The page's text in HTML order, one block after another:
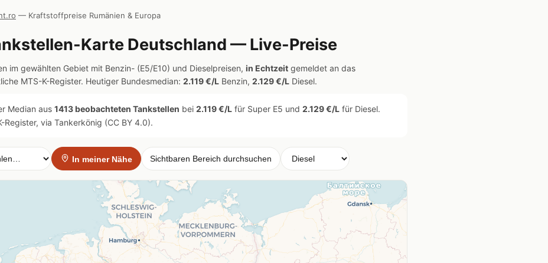
— Kraftstoffpreise Rumänien & Europa
Karte Deutschland — Live-Preise
im gewählten Gebiet mit Benzin- (E5/E10) und Dieselpreisen, in Echtzeitgemeldet an das
MTS-K-Register. Heutiger Bundesmedian: 2.119 €/LBenzin, 2.129 €/LDiesel.
Median aus 1413 beobachteten Tankstellen bei 2.119 €/L für Super E5 und 2.129 €/L für Diesel.
Register, via Tankerkönig (CC BY 4.0).
In meiner Nähe Sichtbaren Bereich durchsuchen